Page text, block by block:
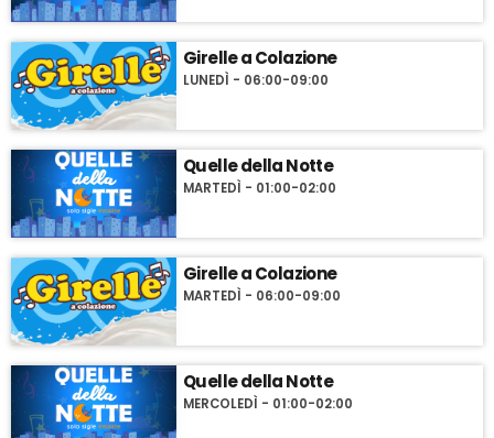
Girelle a Colazione
LUNEDÌ - 06:00-09:00
Quelle della Notte
MARTEDÌ - 01:00-02:00
Girelle a Colazione
MARTEDÌ - 06:00-09:00
Quelle della Notte
MERCOLEDÌ - 01:00-02:00